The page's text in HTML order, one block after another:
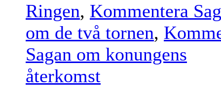
Ringen, Kommentera
om de två tornen,
Sagan om konungens
återkomst